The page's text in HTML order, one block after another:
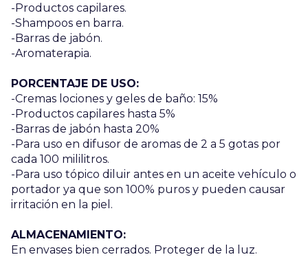
-Productos capilares.
-Shampoos en barra.
-Barras de jabón.
-Aromaterapia.
PORCENTAJE DE USO:
-Cremas lociones y geles de baño: 15%
-Productos capilares hasta 5%
-Barras de jabón hasta 20%
-Para uso en difusor de aromas de 2 a 5 gotas por
cada 100 mililitros.
-Para uso tópico diluir antes en un aceite vehículo o
portador ya que son 100% puros y pueden causar
irritación en la piel.
ALMACENAMIENTO:
En envases bien cerrados. Proteger de la luz.